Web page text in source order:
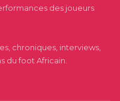
des joueurs
chroniques, interviews,
du foot Africain.